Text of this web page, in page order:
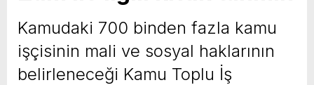
yeni özellikler belli oldu
Kamudaki 700 binden fazla kamu
işçisinin mali ve sosyal haklarının
belirleneceği Kamu Toplu İş